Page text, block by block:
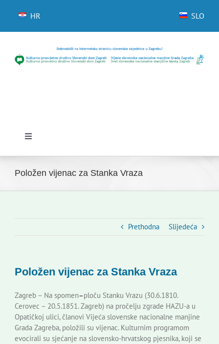
HR SLO
Toggle
Novosti
Kontakti
Novi odmev – naše glasilo
Položen vijenac za Stanka Vraza
Prethodna Slijedeća
Položen vijenac za Stanka Vraza
Zagreb – Na spomen–ploču Stanku Vrazu (30.6.1810.
Cerovec – 20.5.1851. Zagreb) na pročelju zgrade HAZU-a u
Opatičkoj ulici, članovi Vijeća slovenske nacionalne manjine
Grada Zagreba, položili su vijenac. Kulturnim programom
evocirali su sjećanje na slovensko-hrvatskog pjesnika, koji se